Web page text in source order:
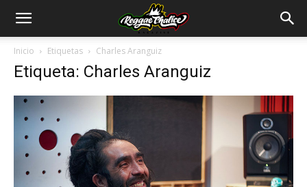
Inicio Etiquetas Charles Aranguiz
Etiqueta: Charles Aranguiz